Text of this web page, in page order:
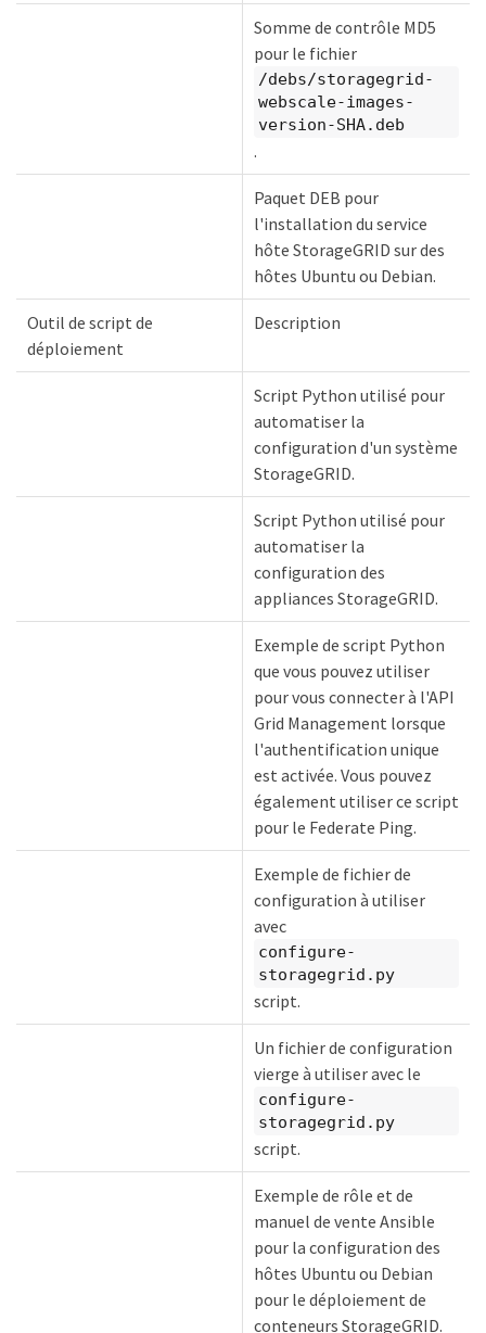
Somme de contrôle MD5
pour le fichier
/debs/storagegrid-
webscale-images-
version-SHA.deb
.
Paquet DEB pour
l'installation du service
hôte StorageGRID sur des
hôtes Ubuntu ou Debian.
Outil de script de
déploiement
Description
Script Python utilisé pour
automatiser la
configuration d'un système
StorageGRID.
Script Python utilisé pour
automatiser la
configuration des
appliances StorageGRID.
Exemple de script Python
que vous pouvez utiliser
pour vous connecter à l'API
Grid Management lorsque
l'authentification unique
est activée. Vous pouvez
également utiliser ce script
pour le Federate Ping.
Exemple de fichier de
configuration à utiliser
avec
configure-
storagegrid.py
script.
Un fichier de configuration
vierge à utiliser avec le
configure-
storagegrid.py
script.
Exemple de rôle et de
manuel de vente Ansible
pour la configuration des
hôtes Ubuntu ou Debian
pour le déploiement de
conteneurs StorageGRID.